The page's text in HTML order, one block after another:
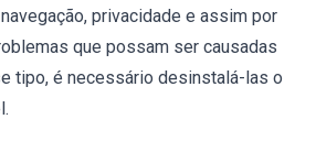
privacidade e assim por
que possam ser causadas
tipo, é necessário desinstalá-las o